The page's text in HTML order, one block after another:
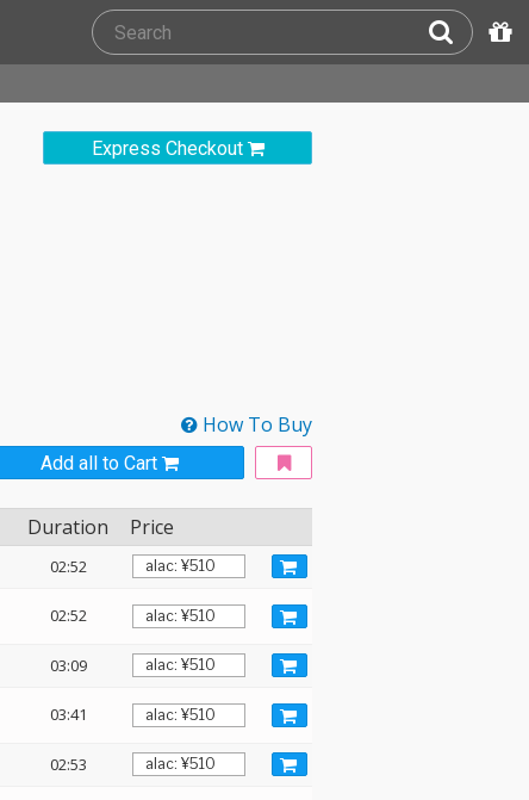
Express Checkout
How To Buy
Add all to Cart
Duration Price
02:52
02:52
03:09
03:41
02:53